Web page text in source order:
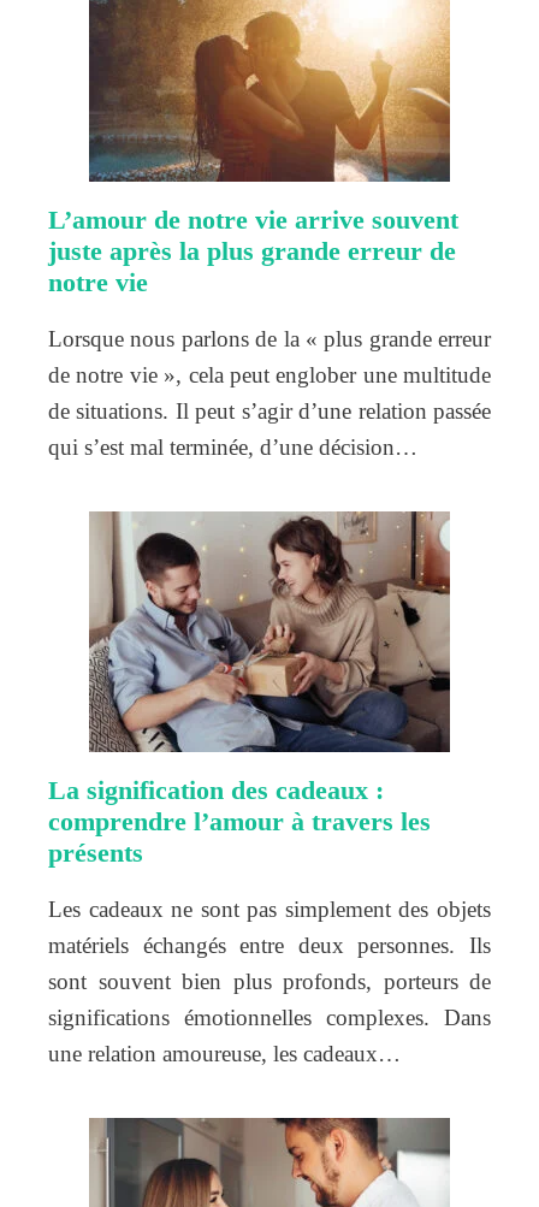
L’amour de notre vie arrive souvent
juste après la plus grande erreur de
notre vie
Lorsque nous parlons de la « plus grande erreur
de notre vie », cela peut englober une multitude
de situations. Il peut s’agir d’une relation passée
qui s’est mal terminée, d’une décision…
La signification des cadeaux :
comprendre l’amour à travers les
présents
Les cadeaux ne sont pas simplement des objets
matériels échangés entre deux personnes. Ils
sont souvent bien plus profonds, porteurs de
significations émotionnelles complexes. Dans
une relation amoureuse, les cadeaux…